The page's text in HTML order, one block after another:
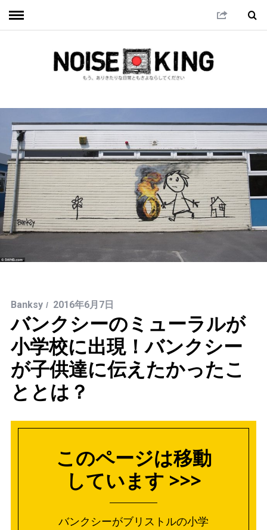
Banksy 2016年6月7日
バンクシーのミューラルが
小学校に出現！バンクシー
が子供達に伝えたかったこ
ととは？
このページは移動
しています >>>
バンクシーがブリストルの小学